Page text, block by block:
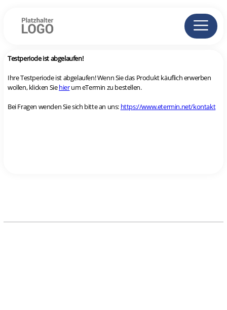
Testperiode ist abgelaufen!
Ihre Testperiode ist abgelaufen! Wenn Sie das Produkt käuflich erwerben
wollen, klicken Siehierum eTermin zu bestellen.
Bei Fragen wenden Sie sich bitte an uns: https://www.etermin.net/kontakt